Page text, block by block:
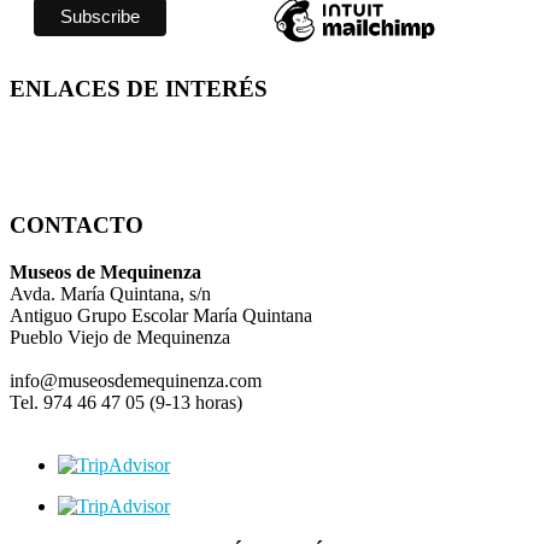
ENLACES DE INTERÉS
CONTACTO
Museos de Mequinenza
Avda. María Quintana, s/n
Antiguo Grupo Escolar María Quintana
Pueblo Viejo de Mequinenza
info@museosdemequinenza.com
Tel. 974 46 47 05 (9-13 horas)